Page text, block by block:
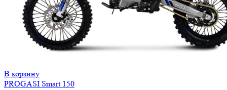
В корзину
PROGASI Smart 150